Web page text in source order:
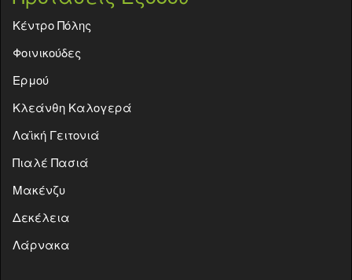
Κέντρο Πόλης
Φοινικούδες
Ερμού
Κλεάνθη Καλογερά
Λαϊκή Γειτονιά
Πιαλέ Πασιά
Μακένζυ
Δεκέλεια
Λάρνακα